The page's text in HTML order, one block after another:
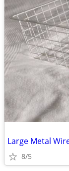
Large Metal
8/5